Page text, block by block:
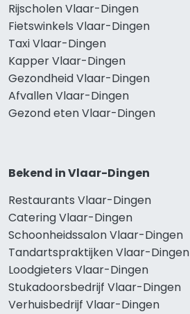
Rijscholen Vlaar-Dingen
Fietswinkels Vlaar-Dingen
Taxi Vlaar-Dingen
Kapper Vlaar-Dingen
Gezondheid Vlaar-Dingen
Afvallen Vlaar-Dingen
Gezond eten Vlaar-Dingen
Bekend in Vlaar-Dingen
Restaurants Vlaar-Dingen
Catering Vlaar-Dingen
Schoonheidssalon Vlaar-Dingen
Tandartspraktijken Vlaar-Dingen
Loodgieters Vlaar-Dingen
Stukadoorsbedrijf Vlaar-Dingen
Verhuisbedrijf Vlaar-Dingen